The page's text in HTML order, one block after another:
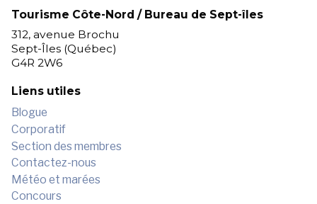
Tourisme Côte-Nord / Bureau de Sept-îles
312, avenue Brochu
Sept-Îles (Québec)
G4R 2W6
Liens utiles
Blogue
Corporatif
Section des membres
Contactez-nous
Météo et marées
Concours